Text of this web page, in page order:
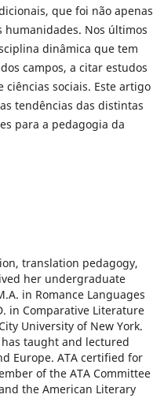
que foi não apenas
humanidades. Nos últimos
dinâmica que tem
campos, a citar estudos
sociais. Este artigo
tendências das distintas
para a pedagogia da
translation pedagogy,
her undergraduate
in Romance Languages
in Comparative Literature
University of New York.
taught and lectured
Europe. ATA certified for
of the ATA Committee
the American Literary